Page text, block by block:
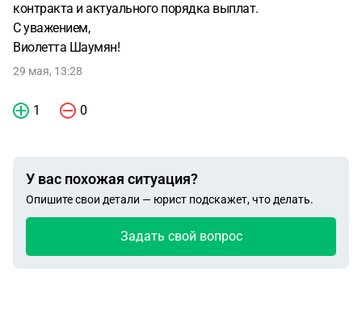
контракта и актуального порядка выплат.
С уважением,
Виолетта Шаумян!
29 мая, 13:28
1 0
У вас похожая ситуация?
Опишите свои детали — юрист подскажет, что делать.
Задать свой вопрос